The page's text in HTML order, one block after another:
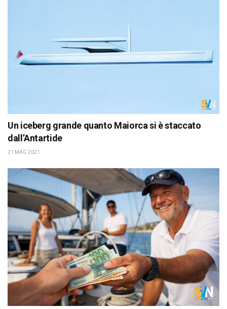
Un iceberg grande quanto Maiorca si è staccato
dall’Antartide
21 MAG 2021